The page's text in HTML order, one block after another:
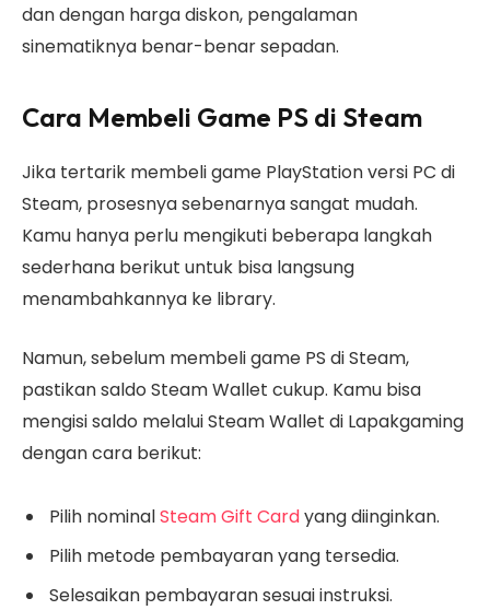
dan dengan harga diskon, pengalaman
sinematiknya benar-benar sepadan.
Cara Membeli Game PS di Steam
Jika tertarik membeli game PlayStation versi PC di
Steam, prosesnya sebenarnya sangat mudah.
Kamu hanya perlu mengikuti beberapa langkah
sederhana berikut untuk bisa langsung
menambahkannya ke library.
Namun, sebelum membeli game PS di Steam,
pastikan saldo Steam Wallet cukup. Kamu bisa
mengisi saldo melalui Steam Wallet di Lapakgaming
dengan cara berikut:
Pilih nominalSteam Gift Cardyang diinginkan.
Pilih metode pembayaran yang tersedia.
Selesaikan pembayaran sesuai instruksi.